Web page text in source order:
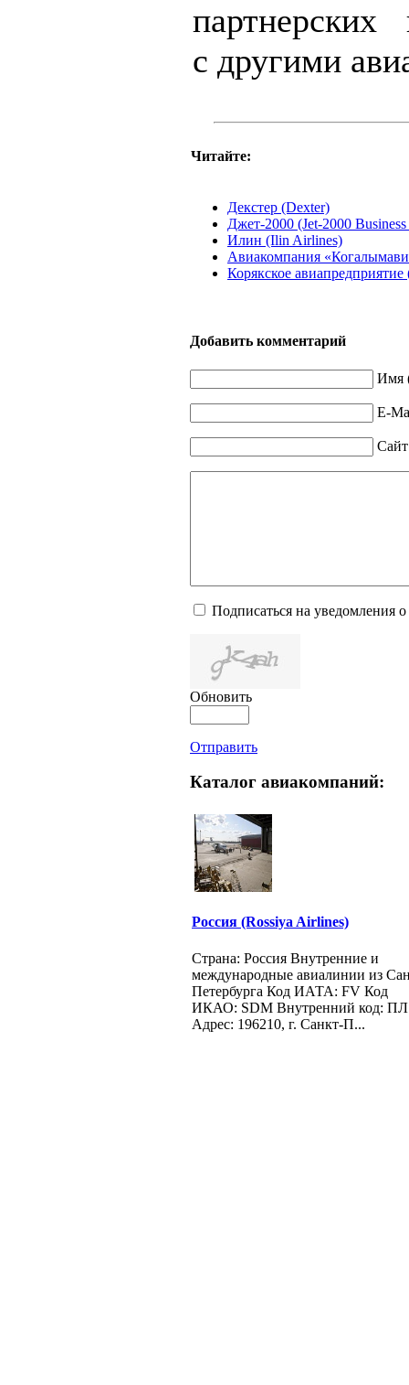
партнерских
с другими
Читайте:
Декстер (Dexter)
Джет-2000 (Jet-2000 Business
Илин (Ilin Airlines)
Авиакомпания
Корякское
Добавить комментарий
Имя
E-
Сайт
Подписаться на уведомления
Обновить
Отправить
Каталог авиакомпаний:
Россия (Rossiya Airlines)
Страна: Россия Внутренние и
международные авиалинии из
Петербурга Код ИАТА: FV Код
ИКАО: SDM Внутренний код: ПЛ
Адрес: 196210, г. Санкт-П...